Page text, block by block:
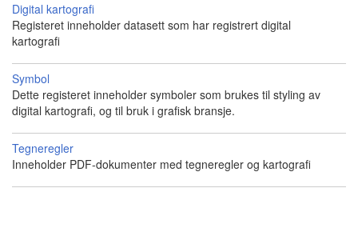
Digital kartografi
Registeret inneholder datasett som har registrert digital
kartografi
Symbol
Dette registeret inneholder symboler som brukes til styling av
digital kartografi, og til bruk i grafisk bransje.
Tegneregler
Inneholder PDF-dokumenter med tegneregler og kartografi